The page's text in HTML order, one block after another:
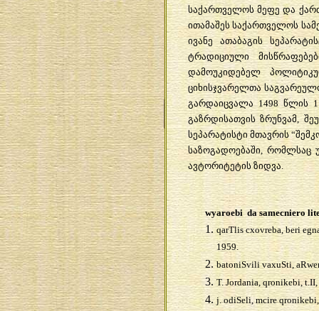
საქართველოს მეფე და
ითამაშეს საქართველოს
ივანე
ათაბაგის
ტრადიციული
დამოუკიდებელ
ციხისჯვარელთა
გარდაიცვალა1498წლის
გაზრდისათვის ზრუნვამ,
სეპარატისტი მთავრის“
საზოგადოებაში, რომლსაც
ავტორიტეტის ზიდვა
wyaroebi da samecniero
qarTlis cxovreba, beri
1959.
batoniSvili vaxuSti,
T. Jordania, qronikebi,
j. odiSeli, mcire